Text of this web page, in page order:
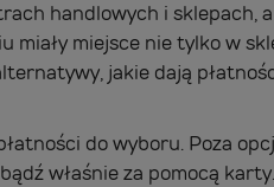
handlowych i sklepach,
miejsce nie tylko w
jakie dają
do wyboru. Poza
właśnie za pomocą